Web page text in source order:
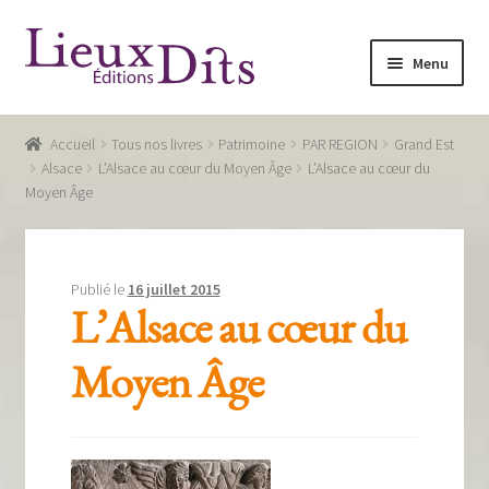
Aller
à
navigation
Aller
au
Menu
Accueil
Commande
Mentions légales / Données personnelles
Recevoir notre newsletter
Accueil Tous nos livres Patrimoine PAR REGION
Grand Est
Alsace
L’Alsace au cœur du Moyen Âge
L’Alsace au cœur du
Moyen Âge
Publié le 16 juillet 2015
L’Alsace au cœur du
Moyen Âge